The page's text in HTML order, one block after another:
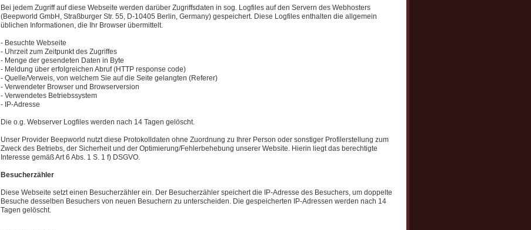
Bei jedem Zugriff auf diese Webseite werden darüber Zugriffsdaten in sog. Logfiles auf den Servern des Webhosters
(Beepworld GmbH, Straßburger Str. 55, D-10405 Berlin, Germany) gespeichert. Diese Logfiles enthalten die allgemein
üblichen Informationen, die Ihr Browser übermittelt.
- Besuchte Webseite
- Uhrzeit zum Zeitpunkt des Zugriffes
- Menge der gesendeten Daten in Byte
- Meldung über erfolgreichen Abruf (HTTP response code)
- Quelle/Verweis, von welchem Sie auf die Seite gelangten (Referer)
- Verwendeter Browser und Browserversion
- Verwendetes Betriebssystem
- IP-Adresse
Die o.g. Webserver Logfiles werden nach 14 Tagen gelöscht.
Unser Provider Beepworld nutzt diese Protokolldaten ohne Zuordnung zu Ihrer Person oder sonstiger Profilerstellung zum
Zweck des Betriebs, der Sicherheit und der Optimierung/Fehlerbehebung unserer Website. Hierin liegt das berechtigte
Interesse gemäß Art 6 Abs. 1 S. 1 f) DSGVO.
Besucherzähler
Diese Webseite setzt einen Besucherzähler ein. Der Besucherzähler speichert die IP-Adresse des Besuchers, um doppelte
Besuche desselben Besuchers von neuen Besuchern zu unterscheiden. Die gespeicherten IP-Adressen werden nach 14
Tagen gelöscht.